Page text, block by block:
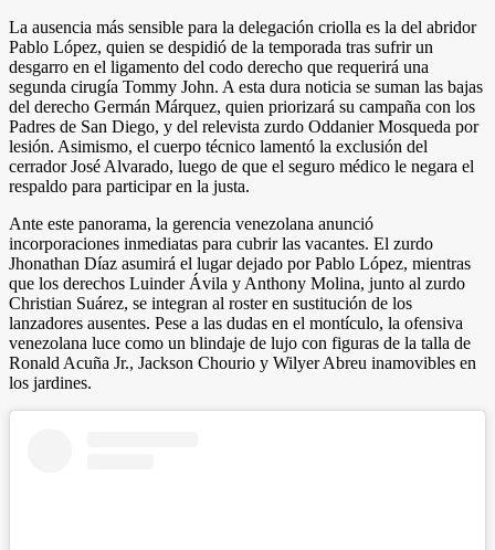
La ausencia más sensible para la delegación criolla es la del abridor
Pablo López, quien se despidió de la temporada tras sufrir un
desgarro en el ligamento del codo derecho que requerirá una
segunda cirugía Tommy John. A esta dura noticia se suman las bajas
del derecho Germán Márquez, quien priorizará su campaña con los
Padres de San Diego, y del relevista zurdo Oddanier Mosqueda por
lesión. Asimismo, el cuerpo técnico lamentó la exclusión del
cerrador José Alvarado, luego de que el seguro médico le negara el
respaldo para participar en la justa.
Ante este panorama, la gerencia venezolana anunció
incorporaciones inmediatas para cubrir las vacantes. El zurdo
Jhonathan Díaz asumirá el lugar dejado por Pablo López, mientras
que los derechos Luinder Ávila y Anthony Molina, junto al zurdo
Christian Suárez, se integran al roster en sustitución de los
lanzadores ausentes. Pese a las dudas en el montículo, la ofensiva
venezolana luce como un blindaje de lujo con figuras de la talla de
Ronald Acuña Jr., Jackson Chourio y Wilyer Abreu inamovibles en
los jardines.